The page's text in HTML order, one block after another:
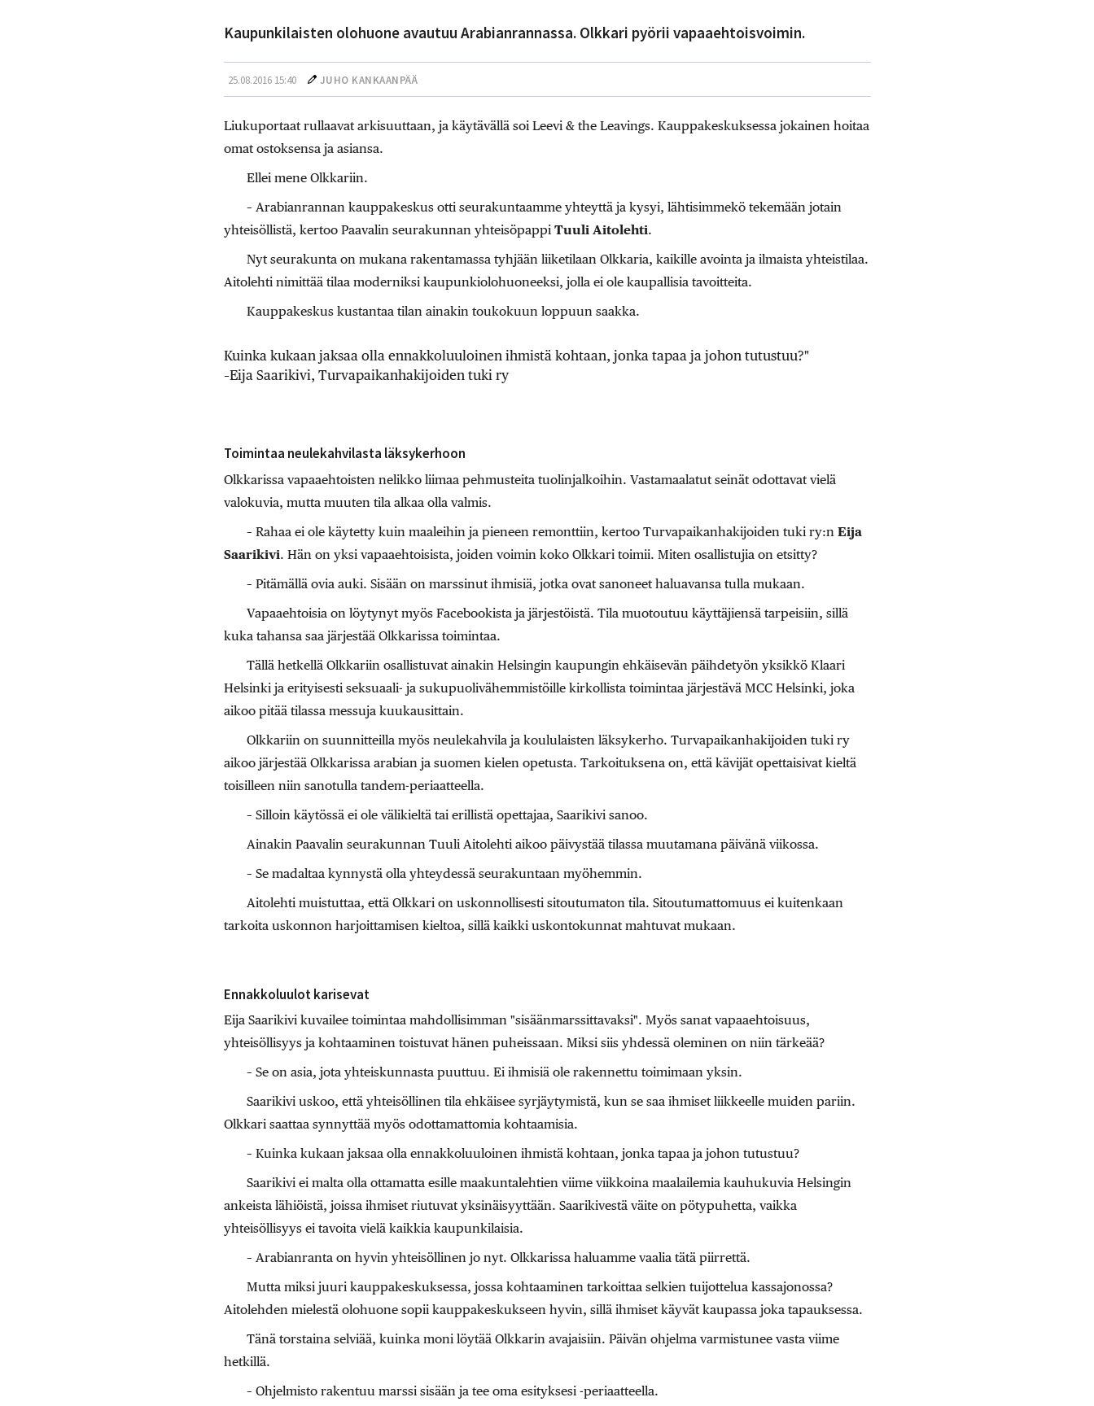
Kaupunkilaisten olohuone avautuu Arabianrannassa. Olkkari pyörii vapaaehtoisvoimin.
25.08.2016 15:40 JUHO KANKAANPÄÄ
Liukuportaat rullaavat arkisuuttaan, ja käytävällä soi Leevi & the Leavings. Kauppakeskuksessa jokainen hoitaa
omat ostoksensa ja asiansa.
Ellei mene Olkkariin.
– Arabianrannan kauppakeskus otti seurakuntaamme yhteyttä ja kysyi, lähtisimmekö tekemään jotain
yhteisöllistä, kertoo Paavalin seurakunnan yhteisöpappi Tuuli Aitolehti.
Nyt seurakunta on mukana rakentamassa tyhjään liiketilaan Olkkaria, kaikille avointa ja ilmaista yhteistilaa.
Aitolehti nimittää tilaa moderniksi kaupunkiolohuoneeksi, jolla ei ole kaupallisia tavoitteita.
Kauppakeskus kustantaa tilan ainakin toukokuun loppuun saakka.
Kuinka kukaan jaksaa olla ennakkoluuloinen ihmistä kohtaan, jonka tapaa ja johon tutustuu?"
–Eija Saarikivi, Turvapaikanhakijoiden tuki ry
Toimintaa neulekahvilasta läksykerhoon
Olkkarissa vapaaehtoisten nelikko liimaa pehmusteita tuolinjalkoihin. Vastamaalatut seinät odottavat vielä
valokuvia, mutta muuten tila alkaa olla valmis.
– Rahaa ei ole käytetty kuin maaleihin ja pieneen remonttiin, kertoo Turvapaikanhakijoiden tuki ry:n Eija
Saarikivi. Hän on yksi vapaaehtoisista, joiden voimin koko Olkkari toimii. Miten osallistujia on etsitty?
– Pitämällä ovia auki. Sisään on marssinut ihmisiä, jotka ovat sanoneet haluavansa tulla mukaan.
Vapaaehtoisia on löytynyt myös Facebookista ja järjestöistä. Tila muotoutuu käyttäjiensä tarpeisiin, sillä
kuka tahansa saa järjestää Olkkarissa toimintaa.
Tällä hetkellä Olkkariin osallistuvat ainakin Helsingin kaupungin ehkäisevän päihdetyön yksikkö Klaari
Helsinki ja erityisesti seksuaali- ja sukupuolivähemmistöille kirkollista toimintaa järjestävä MCC Helsinki, joka
aikoo pitää tilassa messuja kuukausittain.
Olkkariin on suunnitteilla myös neulekahvila ja koululaisten läksykerho. Turvapaikanhakijoiden tuki ry
aikoo järjestää Olkkarissa arabian ja suomen kielen opetusta. Tarkoituksena on, että kävijät opettaisivat kieltä
toisilleen niin sanotulla tandem-periaatteella.
– Silloin käytössä ei ole välikieltä tai erillistä opettajaa, Saarikivi sanoo.
Ainakin Paavalin seurakunnan Tuuli Aitolehti aikoo päivystää tilassa muutamana päivänä viikossa.
– Se madaltaa kynnystä olla yhteydessä seurakuntaan myöhemmin.
Aitolehti muistuttaa, että Olkkari on uskonnollisesti sitoutumaton tila. Sitoutumattomuus ei kuitenkaan
tarkoita uskonnon harjoittamisen kieltoa, sillä kaikki uskontokunnat mahtuvat mukaan.
Ennakkoluulot karisevat
Eija Saarikivi kuvailee toimintaa mahdollisimman "sisäänmarssittavaksi". Myös sanat vapaaehtoisuus,
yhteisöllisyys ja kohtaaminen toistuvat hänen puheissaan. Miksi siis yhdessä oleminen on niin tärkeää?
– Se on asia, jota yhteiskunnasta puuttuu. Ei ihmisiä ole rakennettu toimimaan yksin.
Saarikivi uskoo, että yhteisöllinen tila ehkäisee syrjäytymistä, kun se saa ihmiset liikkeelle muiden pariin.
Olkkari saattaa synnyttää myös odottamattomia kohtaamisia.
– Kuinka kukaan jaksaa olla ennakkoluuloinen ihmistä kohtaan, jonka tapaa ja johon tutustuu?
Saarikivi ei malta olla ottamatta esille maakuntalehtien viime viikkoina maalailemia kauhukuvia Helsingin
ankeista lähiöistä, joissa ihmiset riutuvat yksinäisyyttään. Saarikivestä väite on pötypuhetta, vaikka
yhteisöllisyys ei tavoita vielä kaikkia kaupunkilaisia.
– Arabianranta on hyvin yhteisöllinen jo nyt. Olkkarissa haluamme vaalia tätä piirrettä.
Mutta miksi juuri kauppakeskuksessa, jossa kohtaaminen tarkoittaa selkien tuijottelua kassajonossa?
Aitolehden mielestä olohuone sopii kauppakeskukseen hyvin, sillä ihmiset käyvät kaupassa joka tapauksessa.
Tänä torstaina selviää, kuinka moni löytää Olkkarin avajaisiin. Päivän ohjelma varmistunee vasta viime
hetkillä.
– Ohjelmisto rakentuu marssi sisään ja tee oma esityksesi -periaatteella.